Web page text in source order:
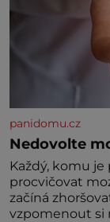
panidomu.cz
Nedovolte
Každý, komu
procvičovat
začíná
vzpomenout si